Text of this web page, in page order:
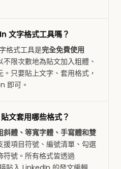
文字格式工具嗎？
格式工具是完全免費使用
限次數地為貼文加入粗體、
只要貼上文字、套用格式，
即可。
文套用哪些格式？
斜體、等寬字體、手寫體和雙
援項目符號、編號清單、勾選
號。所有格式皆透過